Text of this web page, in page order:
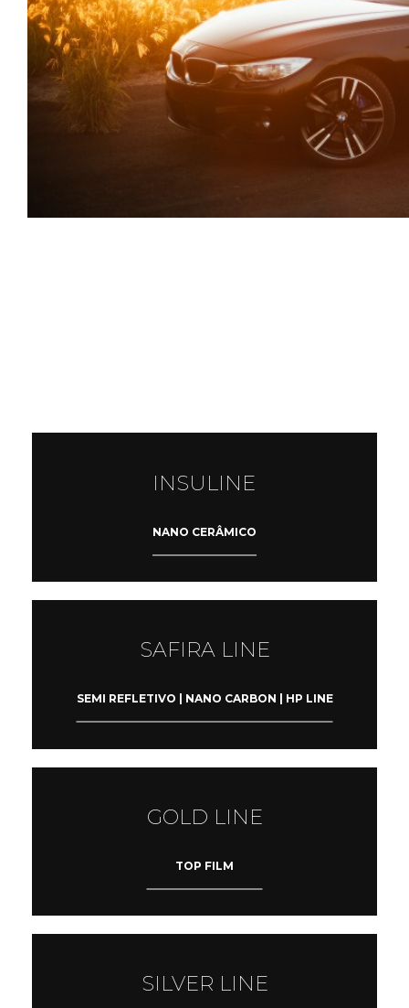
INSULINE
NANO CERÂMICO
SAFIRA LINE
SEMI REFLETIVO | NANO CARBON | HP LINE
GOLD LINE
TOP FILM
SILVER LINE